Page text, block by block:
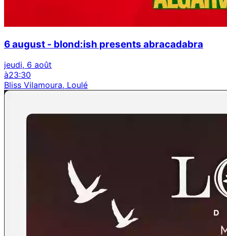
6 august - blond:ish presents abracadabra
jeudi, 6 août
à23:30
Bliss Vilamoura, Loulé